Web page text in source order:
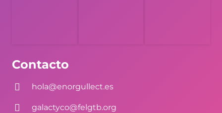
Contacto
hola@enorgullect.es
galactyco@felgtb.org